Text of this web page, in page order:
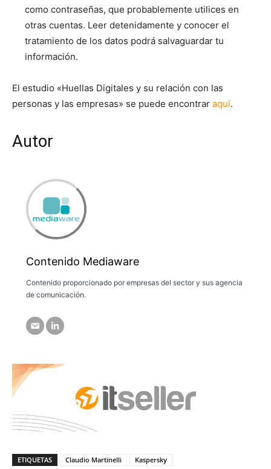
como contraseñas, que probablemente utilices en
otras cuentas. Leer detenidamente y conocer el
tratamiento de los datos podrá salvaguardar tu
información.
El estudio «Huellas Digitales y su relación con las
personas y las empresas» se puede encontrar aquí.
Autor
Contenido Mediaware
Contenido proporcionado por empresas del sector y sus agencia
de comunicación.
ETIQUETAS Claudio Martinelli Kaspersky